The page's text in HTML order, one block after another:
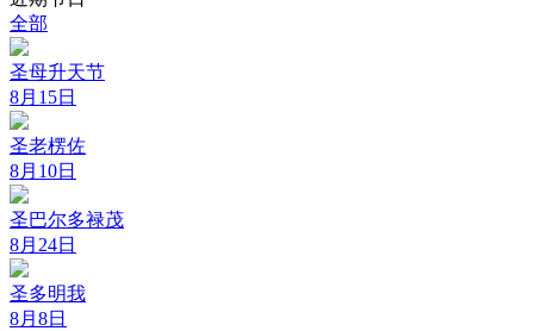
全部
圣母升天节
8月15日
圣老楞佐
8月10日
圣巴尔多禄茂
8月24日
圣多明我
8月8日